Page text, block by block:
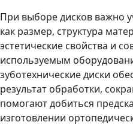
При выборе дисков важно
как размер, структура
эстетические свойства и
используемым
зуботехнические диски
результат обработки,
помогают добиться
изготовлении